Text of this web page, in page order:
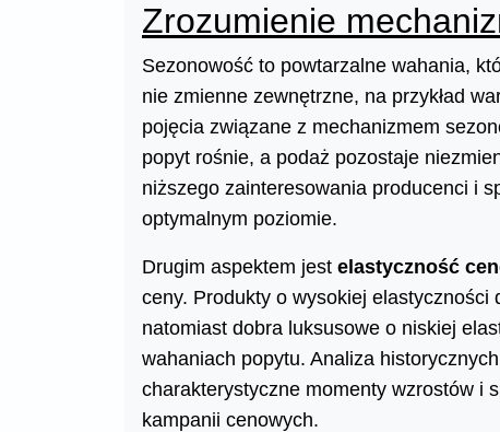
Zrozumienie
Sezonowość to powtarzalne wahania,
nie zmienne zewnętrzne, na przykład
pojęcia związane z mechanizmem
popyt rośnie, a podaż pozostaje
niższego zainteresowania producenci i
optymalnym poziomie.
Drugim aspektem jest elastyczność
ceny. Produkty o wysokiej
natomiast dobra luksusowe o niskiej
wahaniach popytu. Analiza
charakterystyczne momenty wzrostów i
kampanii cenowych.